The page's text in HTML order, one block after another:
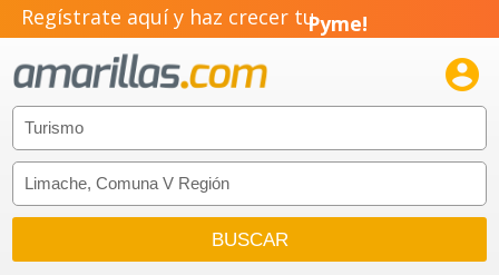
Regístrate aquí y haz crecer tuNegocio!
Emprendimiento!
